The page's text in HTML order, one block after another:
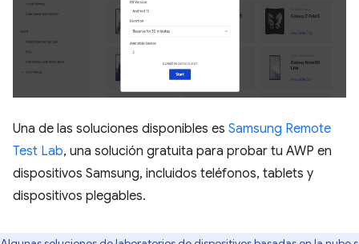
Una de las soluciones disponibles es Samsung Remote
Test Lab, una solución gratuita para probar tu AWP en
dispositivos Samsung, incluidos teléfonos, tablets y
dispositivos plegables.